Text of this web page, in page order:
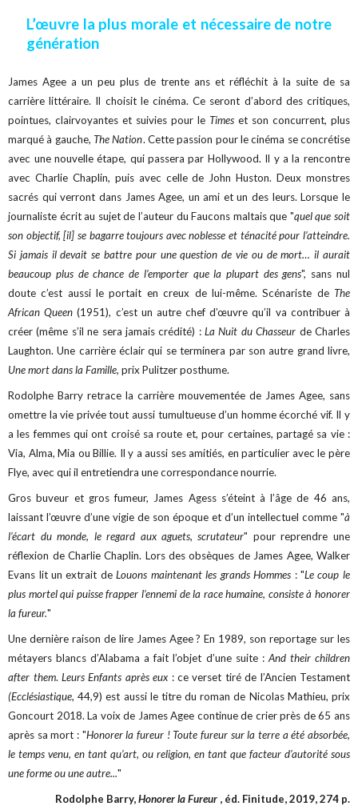
L’œuvre la plus morale et nécessaire de notre
génération
James Agee a un peu plus de trente ans et réfléchit à la suite de sa
carrière littéraire. Il choisit le cinéma. Ce seront d’abord des critiques,
pointues, clairvoyantes et suivies pour le Timeset son concurrent, plus
marqué à gauche,The Nation. Cette passion pour le cinéma se concrétise
avec une nouvelle étape, qui passera par Hollywood. Il y a la rencontre
avec Charlie Chaplin, puis avec celle de John Huston. Deux monstres
sacrés qui verront dans James Agee, un ami et un des leurs. Lorsque le
journaliste écrit au sujet de l’auteur du Faucons maltais que "quel que soit
son objectif, [il] se bagarre toujours avec noblesse et ténacité pour l’atteindre.
Si jamais il devait se battre pour une question de vie ou de mort… il aurait
beaucoup plus de chance de l’emporter que la plupart des gens", sans nul
doute c’est aussi le portait en creux de lui-même. Scénariste de The
African Queen (1951), c’est un autre chef d’œuvre qu’il va contribuer à
créer (même s’il ne sera jamais crédité) :La Nuit du Chasseur de Charles
Laughton. Une carrière éclair qui se terminera par son autre grand livre,
Une mort dans la Famille, prix Pulitzer posthume.
Rodolphe Barry retrace la carrière mouvementée de James Agee, sans
omettre la vie privée tout aussi tumultueuse d’un homme écorché vif. Il y
a les femmes qui ont croisé sa route et, pour certaines, partagé sa vie :
Via, Alma, Mia ou Billie. Il y a aussi ses amitiés, en particulier avec le père
Flye, avec qui il entretiendra une correspondance nourrie.
Gros buveur et gros fumeur, James Agess s’éteint à l’âge de 46 ans,
laissant l’œuvre d’une vigie de son époque et d’un intellectuel comme "à
l’écart du monde, le regard aux aguets, scrutateur" pour reprendre une
réflexion de Charlie Chaplin. Lors des obsèques de James Agee, Walker
Evans lit un extrait deLouons maintenant les grands Hommes : "Le coup le
plus mortel qui puisse frapper l’ennemi de la race humaine, consiste à honorer
la fureur."
Une dernière raison de lire James Agee ? En 1989, son reportage sur les
métayers blancs d’Alabama a fait l’objet d’une suite :And their children
after them. Leurs Enfants après eux : ce verset tiré de l’Ancien Testament
(Ecclésiastique, 44,9) est aussi le titre du roman de Nicolas Mathieu, prix
Goncourt 2018. La voix de James Agee continue de crier près de 65 ans
après sa mort : "Honorer la fureur ! Toute fureur sur la terre a été absorbée,
le temps venu, en tant qu’art, ou religion, en tant que facteur d’autorité sous
une forme ou une autre..."
Rodolphe Barry,Honorer la Fureur, éd. Finitude, 2019, 274 p.